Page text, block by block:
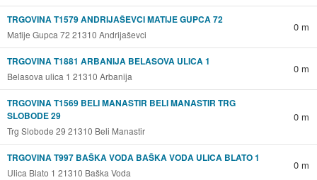
TRGOVINA T1579 ANDRIJAŠEVCI MATIJE GUPCA 72
Matije Gupca 72 21310 Andrijaševci
0 m
TRGOVINA T1881 ARBANIJA BELASOVA ULICA 1
Belasova ulica 1 21310 Arbanija
0 m
TRGOVINA T1569 BELI MANASTIR BELI MANASTIR TRG
SLOBODE 29
Trg Slobode 29 21310 Beli Manastir
0 m
TRGOVINA T997 BAŠKA VODA BAŠKA VODA ULICA BLATO 1
Ulica Blato 1 21310 Baška Voda
0 m